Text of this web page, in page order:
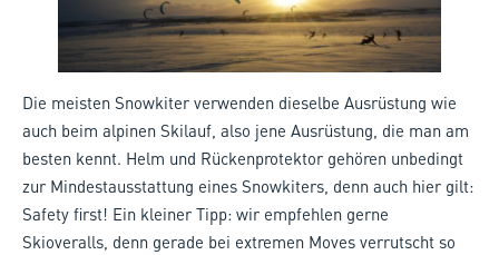
Die meisten Snowkiter verwenden dieselbe Ausrüstung wie
auch beim alpinen Skilauf, also jene Ausrüstung, die man am
besten kennt. Helm und Rückenprotektor gehören unbedingt
zur Mindestausstattung eines Snowkiters, denn auch hier gilt:
Safety first! Ein kleiner Tipp: wir empfehlen gerne
Skioveralls, denn gerade bei extremen Moves verrutscht so